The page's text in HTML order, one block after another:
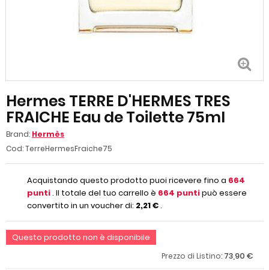
Hermes TERRE D'HERMES TRES
FRAICHE Eau de Toilette 75ml
Brand: Hermès
Cod:TerreHermesFraiche75
Acquistando questo prodotto puoi ricevere fino a 664
punti. Il totale del tuo carrello è 664 puntipuò essere
convertito in un voucher di: 2,21 €.
Questo prodotto non è disponibile
Prezzo di Listino: 73,90 €